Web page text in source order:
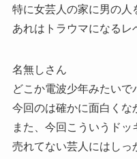
特に女芸人の家に男の人
あれはトラウマになるレ
名無しさん
どこか電波少年みたいで
今回のは確かに面白くな
また、今回こういうド
売れてない芸人にはしっ